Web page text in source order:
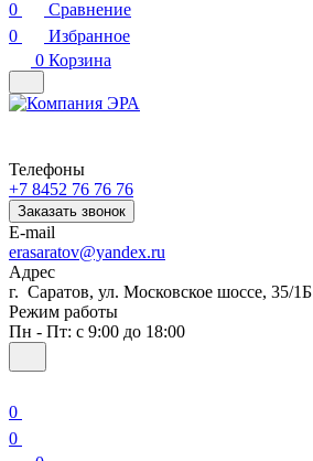
0
Сравнение
0
Избранное
0 Корзина
Телефоны
+7 8452 76 76 76
Заказать звонок
E-mail
erasaratov@yandex.ru
Адрес
г. Саратов, ул. Московское шоссе, 35/1Б
Режим работы
Пн - Пт: с 9:00 до 18:00
0
0